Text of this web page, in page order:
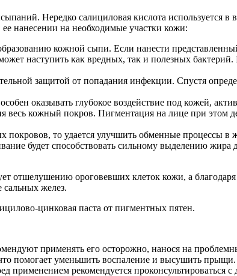
Нередко салициловая кислота используется в
нанесении на необходимые участки кожи:
кожной сыпи. Если нанести
наступить как вредных, так и полезных
защитой от попадания инфекции. Спустя
оказывать глубокое воздействие под кожей,
весь кожный покров. Пигментация на лице при этом
покровов, то удается улучшить обменные процессы в
будет способствовать сильному выделению жира
отшелушению ороговевших клеток кожи, а
сальных желез.
цинковая паста от пигментных пятен.
применять его осторожно, нанося на
помогает уменьшить воспаление и высушить
рекомендуется проконсультироваться с